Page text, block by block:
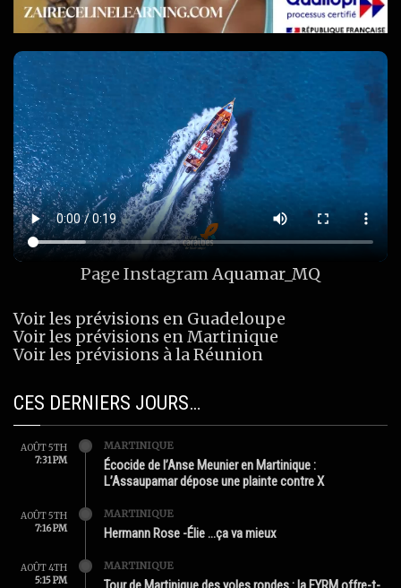
Page InstagramAquamar_MQ
Voir les prévisions en Guadeloupe
Voir les prévisions en Martinique
Voir les prévisions à la Réunion
CES DERNIERS JOURS…
AOÛT 5TH
7:31 PM
MARTINIQUE
Écocide de l’Anse Meunier en Martinique :
L’Assaupamar dépose une plainte contre X
AOÛT 5TH
7:16 PM
MARTINIQUE
Hermann Rose -Élie …ça va mieux
AOÛT 4TH
5:15 PM
MARTINIQUE